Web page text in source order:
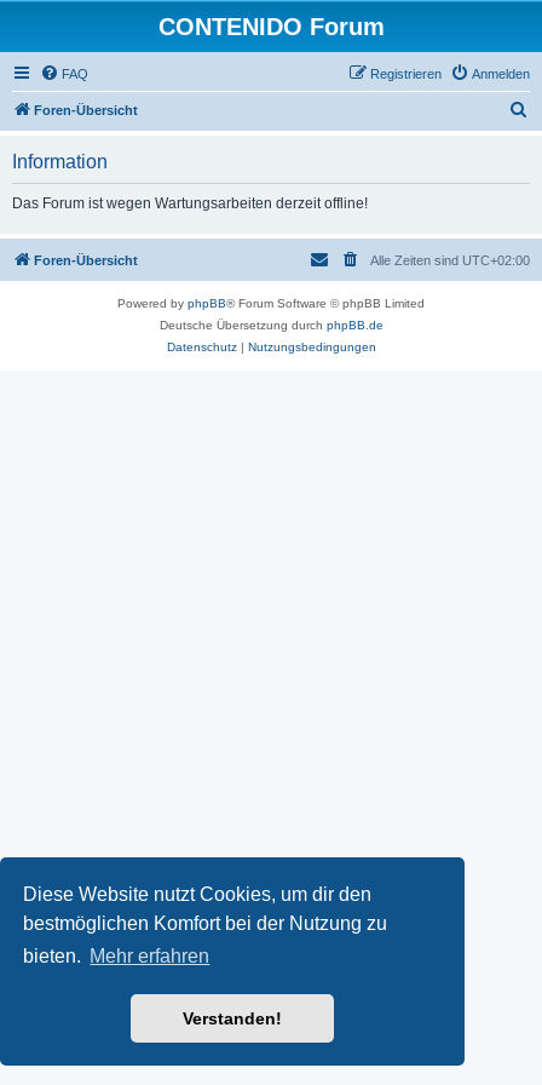
Diese Website nutzt Cookies, um dir den
bestmöglichen Komfort bei der Nutzung zu
bieten. Mehr erfahren
Verstanden!
CONTENIDO Forum
FAQ Anmelden
Registrieren
Foren-Übersicht
Information
Das Forum ist wegen Wartungsarbeiten derzeit offline!
Foren-Übersicht Alle Zeiten sind UTC+02:00
Powered by phpBB® Forum Software © phpBB Limited
Deutsche Übersetzung durch phpBB.de
Datenschutz| Nutzungsbedingungen